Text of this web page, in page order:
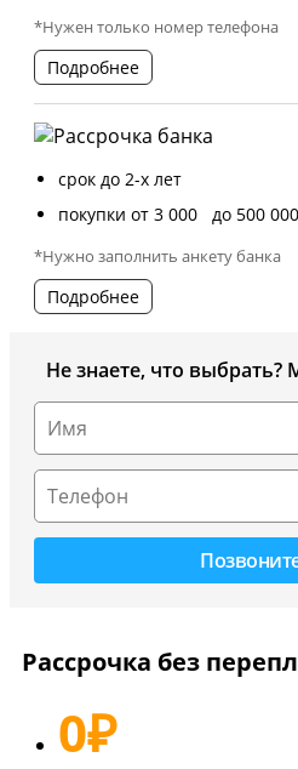
*Нужен только номер телефона
Подробнее
срок до 2-х лет
покупки от 3 000 до 500
*Нужно заполнить анкету банка
Подробнее
Не знаете, что
Рассрочка без
0₽